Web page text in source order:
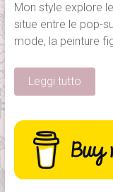
Mon style explore
situe entre le pop-
mode, la peinture
Leggi tutto